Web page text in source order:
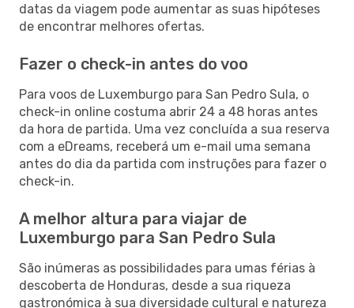
datas da viagem pode aumentar as suas hipóteses
de encontrar melhores ofertas.
Fazer o check-in antes do voo
Para voos de Luxemburgo para San Pedro Sula, o
check-in online costuma abrir 24 a 48 horas antes
da hora de partida. Uma vez concluída a sua reserva
com a eDreams, receberá um e-mail uma semana
antes do dia da partida com instruções para fazer o
check-in.
A melhor altura para viajar de
Luxemburgo para San Pedro Sula
São inúmeras as possibilidades para umas férias à
descoberta de Honduras, desde a sua riqueza
gastronómica à sua diversidade cultural e natureza